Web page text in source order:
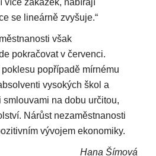
se lineárně zvyšuje.“
však
pokračovat v červenci.
popřípadě mírnému
vysokých škol a
na dobu určitou,
Nárůst nezaměstnanosti
vývojem ekonomiky.
Hana Šímová